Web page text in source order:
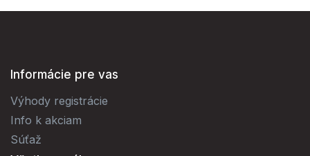
Informácie pre vas
Výhody registrácie
Info k akciam
Súťaž